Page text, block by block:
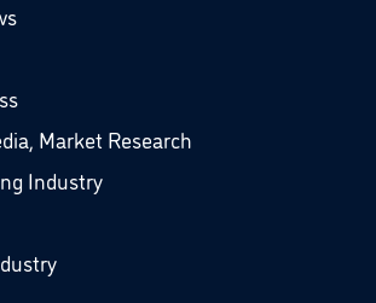
Market Research
Industry